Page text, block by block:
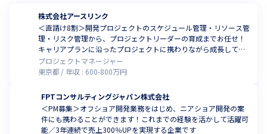
株式会社アースリンク
＜直請け8割＞開発プロジェクトのスケジュール管理・リソース管
理・リスク管理から、プロジェクトリーダーの育成までお任せ！
キャリアプランに沿ったプロジェクトに携わりながら成長してい
きませんか
プロジェクトマネージャー
東京都
年収 : 600-800万円
FPTコンサルティングジャパン株式会社
＜PM募集＞オフショア開発業務をはじめ、ニアショア開発の案
件にも携わることができます！これまでの経験を活かして活躍可
能／3年連続で売上300％UPを実現する企業です